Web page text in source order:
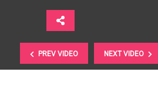
PREV VIDEO NEXT VIDEO